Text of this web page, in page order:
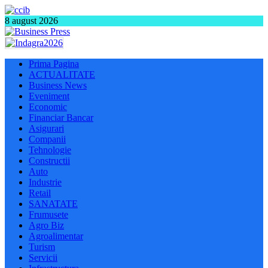
8 august 2026
Prima Pagina
ACTUALITATE
Business News
Eveniment
Economic
Financiar Bancar
Asigurari
Companii
Tehnologie
Constructii
Auto
Industrie
Retail
SANATATE
Frumusete
Agro Biz
Agroalimentar
Turism
Servicii